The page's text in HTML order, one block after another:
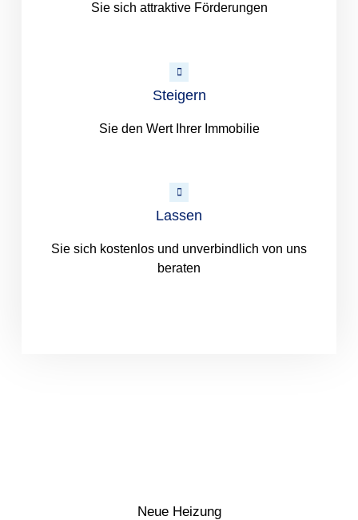
Sie sich attraktive Förderungen
Steigern
Sie den Wert Ihrer Immobilie
Lassen
Sie sich kostenlos und unverbindlich von uns
beraten
Neue Heizung